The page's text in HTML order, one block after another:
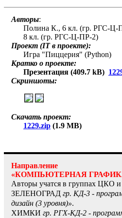
Авторы:
Полина К., 6 кл. (гр. РГС-
8 кл. (гр. РГС-Ц-ПР-2)
Проект (IT в проекте):
Игра "Пиццерия" (Python)
Кратко о проекте:
Презентация (409.7 kB)
Скриншоты:
Скачать проект:
1229.zip (1.9 MB)
Направление
«КОМПЬЮТЕРНАЯ
Авторы учатся в группах ЦКО
ЗЕЛЕНОГРАД гр. КД-3 -
дизайн (3 уровня)».
ХИМКИ гр. РГХ-КД-2 -